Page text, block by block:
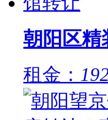
朝阳区精
租金：